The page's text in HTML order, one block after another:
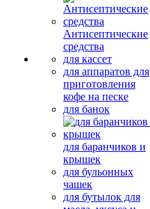
Антисептические
средства
для кассет
для аппаратов для
приготовления
кофе на песке
для банок
для баранчиков и
крышек
для бульонных
чашек
для бутылок для